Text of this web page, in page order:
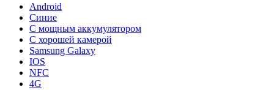
Android
Синие
С мощным аккумулятором
С хорошей камерой
Samsung Galaxy
IOS
NFC
4G